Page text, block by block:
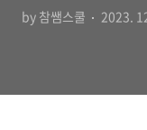
by 참쌤스쿨 2023.